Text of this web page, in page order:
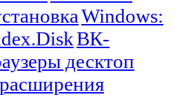
Windows:
ВК-
десктоп